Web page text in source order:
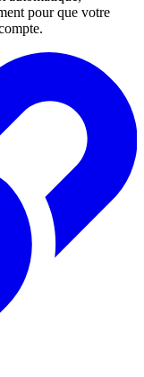
pour que votre